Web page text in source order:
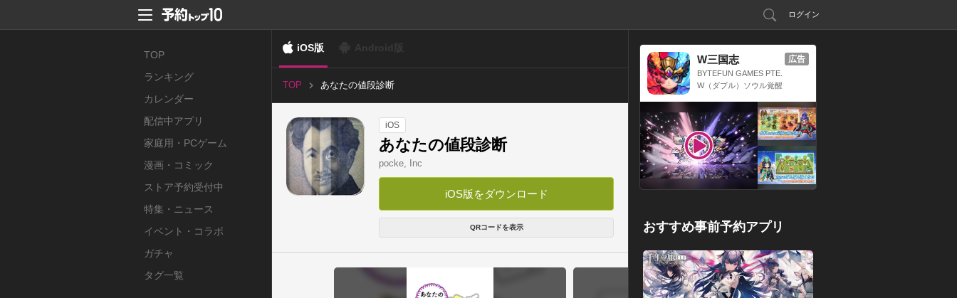
ログイン
TOP
ランキング
カレンダー
配信中アプリ
家庭用・PCゲーム
漫画・コミック
ストア予約受付中
特集・ニュース
イベント・コラボ
ガチャ
タグ一覧
iOS版
TOP あなたの値段診断
iOS
あなたの値段診断
pocke, Inc
iOS版をダウンロード
QRコードを表示
W三国志
BYTEFUN GAMES PTE.
LTD.
W（ダブル）ソウル覚醒
広告
おすすめ事前予約アプリ